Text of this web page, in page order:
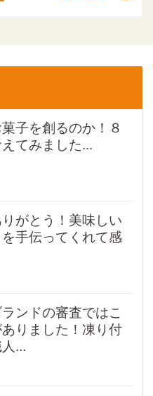
子を創るのか！８
てみました...
りがとう！美味しい
手伝ってくれて感
ンドの審査ではこ
りました！凍り付
...